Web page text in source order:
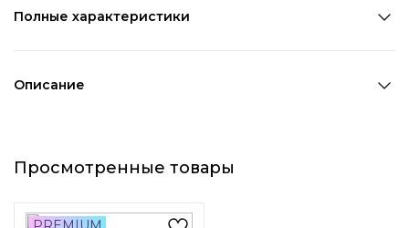
Полные характеристики
Длина 1: 15,7 см
Возраст:Взрослый
Описание
Полевые цветы в сочетании с пудровым цветом
пластичной конструкции изделие легко адаптируется к
Просмотренные товары